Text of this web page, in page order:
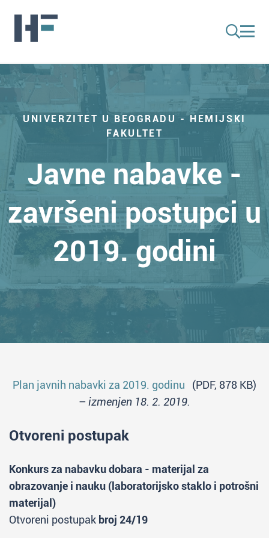
UNIVERZITET U BEOGRADU - HEMIJSKI
FAKULTET
Javne nabavke -
završeni postupci u
2019. godini
Plan javnih nabavki za 2019. godinu (PDF, 878 KB)
– izmenjen 18. 2. 2019.
Otvoreni postupak
Konkurs za nabavku dobara - materijal za
obrazovanje i nauku (laboratorijsko staklo i potrošni
materijal)
Otvoreni postupak broj 24/19